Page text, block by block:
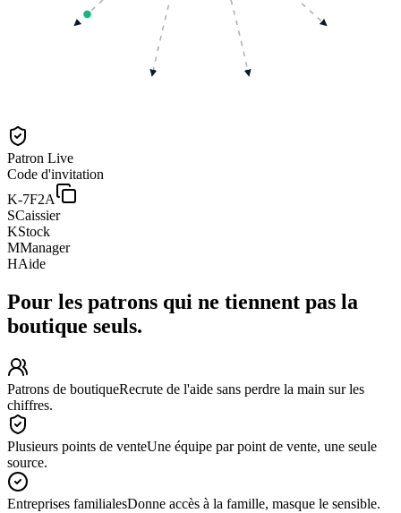
Patron Live
Code d'invitation
K-7F2A
SCaissier
KStock
MManager
HAide
Pour les patrons qui ne tiennent pas la
boutique seuls.
Patrons de boutiqueRecrute de l'aide sans perdre la main sur les
chiffres.
Plusieurs points de venteUne équipe par point de vente, une seule
source.
Entreprises familialesDonne accès à la famille, masque le sensible.